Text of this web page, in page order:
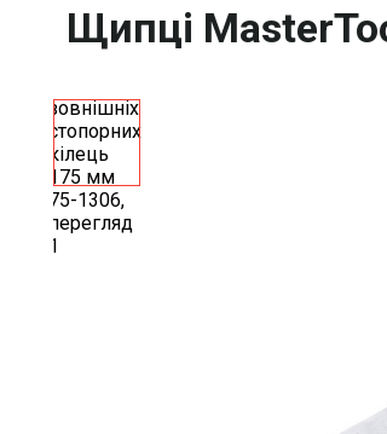
Щипці